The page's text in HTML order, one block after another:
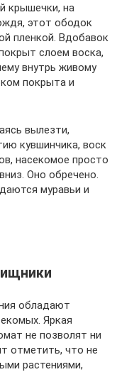
крышечки, на
этот ободок
пленкой. Вдобавок
слоем воска,
внутрь живому
покрыта и
вылезти,
кувшинчика, воск
насекомое просто
Оно обречено.
муравьи и
обладают
Яркая
не позволят ни
отметить, что не
растениями,